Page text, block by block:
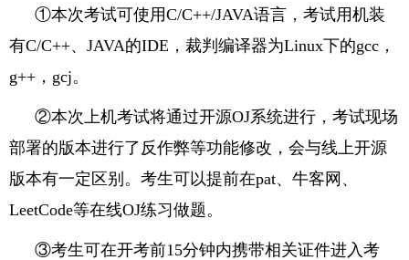
①本次考试可使用C/C++/JAVA语言，考试用机装
有C/C++、 JAVA的IDE ，裁判编译器为Linux下的gcc ，
g++ ， gcj。
②本次上机考试将通过开源OJ系统进行，考试现场
部署的版本进行了反作弊等功能修改，会与线上开源
版本有一定区别。考生可以提前在pat、牛客网、
LeetCode等在线OJ练习做题。
③考生可在开考前15分钟内携带相关证件进入考